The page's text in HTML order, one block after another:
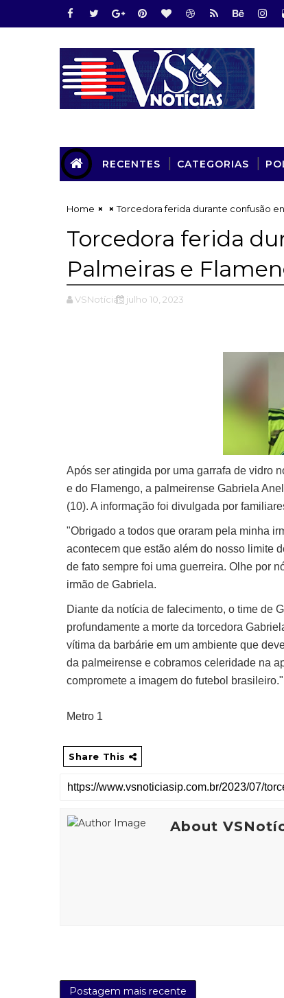
RECENTES CATEGORIAS
Home Torcedora ferida durante confusão
Torcedora ferida
Palmeiras e
VSNotícias julho 10, 2023
Após ser atingida por uma garrafa de vidro
e do Flamengo, a palmeirense Gabriela
(10). A informação foi divulgada por
"Obrigado a todos que oraram pela minha
acontecem que estão além do nosso limite
de fato sempre foi uma guerreira. Olhe por
irmão de Gabriela.
Diante da notícia de falecimento, o time de
profundamente a morte da torcedora
vítima da barbárie em um ambiente que
da palmeirense e cobramos celeridade na
compromete a imagem do futebol brasileiro."
Metro 1
Share This
About
Postagem mais recente